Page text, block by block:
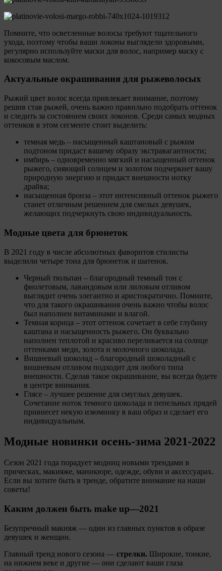
Помните, что осветленные волосы требуют тщательного
ухода, поэтому чтобы ваши локоны выглядели здоровыми,
регулярно используйте маски для волос, например маску с
кокосовым маслом.
Актуальные окрашивания для рыжеволосых
Рыжий цвет волос всегда привлекает внимание, поэтому
решив став рыжей, очень важно правильно подобрать оттенок
и следить за состоянием своих локонов. Среди самых модных
оттенков в этом сегменте стоит выделить:
темная медь – насыщенный каштановый с рыжим
подтоном придаст вашему образу экстравагантности;
имбирь – одновременно мягкий и насыщенный оттенок
рыжего, сияющий солнцем и золотом подчеркнет вашу
природную энергию и придаст внешности нотку
драйва;
насыщенная бронза – этот интенсивный оттенок рыжего
станет отличным решением для смелых девушек,
желающих подчеркнуть свою индивидуальность.
Модные цвета для брюнеток
В 2021 году в числе абсолютных фаворитов стилисты
выделили четыре тона для брюнеток и шатенок.
Черный тюльпан – благородный темный тон с
фиолетовым, лавандовым или лиловым отливом
выглядит очень элегантно и аристократично. Помните,
что для такого окрашивания очень важно чтобы волос
был наполнен витаминами и влагой.
Темная корица – этот оттенок сочетает в себе глубину
каштана и насыщенность рыжего. Он буквально
наполнен теплотой и красиво переливается на солнце
оттенками меди, золота и молочного шоколада.
Вишневый шоколад – благородный шоколадный с
вишневым отливом подходит для любого типа
внешности. Сделав такое окрашивание, вы всегда будете
в центре внимания.
Глясе – лучшее решение для смуглых девушек.
Сочетание ноток темного шоколада и пепельных прядей
привнесет некую изюминку в ваш образ и сделает его
индивидуальным.
Модные новинки осень-зима 2021-2022
Сезон 2021 года порадует модниц новыми трендами в
прическах, макияже, маникюре, одежде, обуви и аксессуарах.
Если вы хотите быть в тренде, обратите внимание на наши
советы!
Каким должен быть make up—2021
Безупречный макияж — один из главных пунктов в образе
девушек и женщин.
Главный тренд нового сезона — стрелки. Широкие, тонкие,
на нижнем веке и другие — они сделают ваши глаза